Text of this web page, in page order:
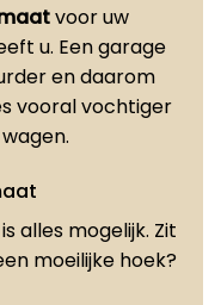
voor uw
u. Een garage
en daarom
vooral vochtiger
alles mogelijk. Zit
moeilijke hoek?